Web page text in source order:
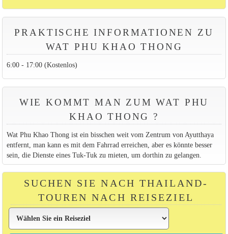
PRAKTISCHE INFORMATIONEN ZU
WAT PHU KHAO THONG
6:00 - 17:00 (Kostenlos)
WIE KOMMT MAN ZUM WAT PHU
KHAO THONG ?
Wat Phu Khao Thong ist ein bisschen weit vom Zentrum von Ayutthaya
entfernt, man kann es mit dem Fahrrad erreichen, aber es könnte besser
sein, die Dienste eines Tuk-Tuk zu mieten, um dorthin zu gelangen.
SUCHEN SIE NACH THAILAND-
TOUREN NACH REISEZIEL